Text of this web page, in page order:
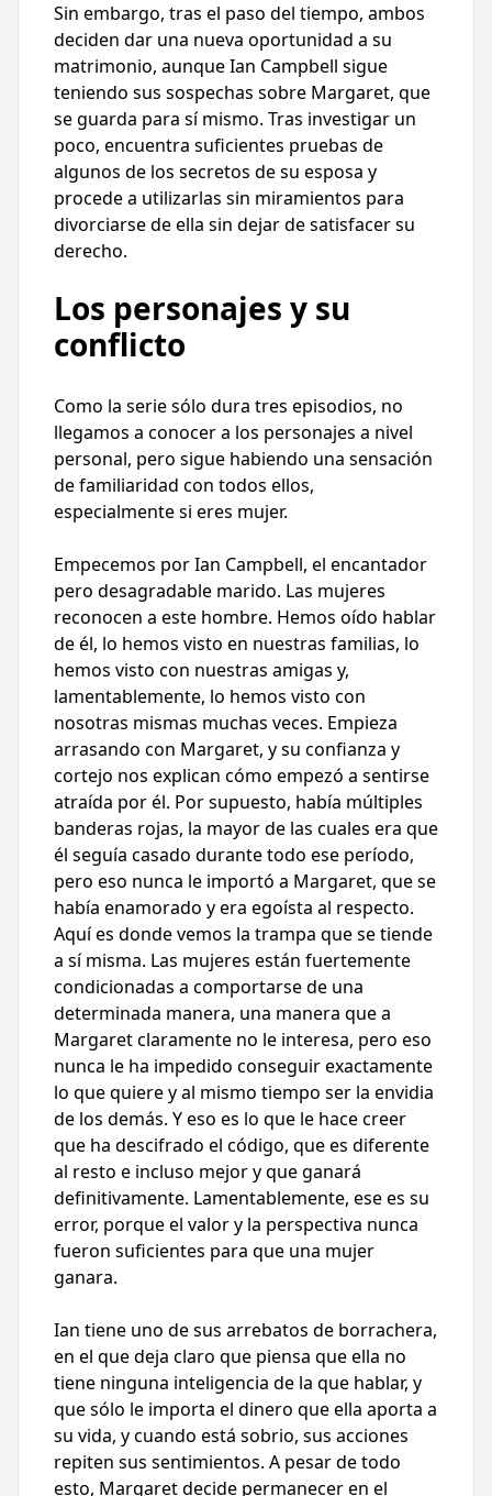
Sin embargo, tras el paso del tiempo, ambos
deciden dar una nueva oportunidad a su
matrimonio, aunque Ian Campbell sigue
teniendo sus sospechas sobre Margaret, que
se guarda para sí mismo. Tras investigar un
poco, encuentra suficientes pruebas de
algunos de los secretos de su esposa y
procede a utilizarlas sin miramientos para
divorciarse de ella sin dejar de satisfacer su
derecho.
Los personajes y su
conflicto
Como la serie sólo dura tres episodios, no
llegamos a conocer a los personajes a nivel
personal, pero sigue habiendo una sensación
de familiaridad con todos ellos,
especialmente si eres mujer.
Empecemos por Ian Campbell, el encantador
pero desagradable marido. Las mujeres
reconocen a este hombre. Hemos oído hablar
de él, lo hemos visto en nuestras familias, lo
hemos visto con nuestras amigas y,
lamentablemente, lo hemos visto con
nosotras mismas muchas veces. Empieza
arrasando con Margaret, y su confianza y
cortejo nos explican cómo empezó a sentirse
atraída por él. Por supuesto, había múltiples
banderas rojas, la mayor de las cuales era que
él seguía casado durante todo ese período,
pero eso nunca le importó a Margaret, que se
había enamorado y era egoísta al respecto.
Aquí es donde vemos la trampa que se tiende
a sí misma. Las mujeres están fuertemente
condicionadas a comportarse de una
determinada manera, una manera que a
Margaret claramente no le interesa, pero eso
nunca le ha impedido conseguir exactamente
lo que quiere y al mismo tiempo ser la envidia
de los demás. Y eso es lo que le hace creer
que ha descifrado el código, que es diferente
al resto e incluso mejor y que ganará
definitivamente. Lamentablemente, ese es su
error, porque el valor y la perspectiva nunca
fueron suficientes para que una mujer
ganara.
Ian tiene uno de sus arrebatos de borrachera,
en el que deja claro que piensa que ella no
tiene ninguna inteligencia de la que hablar, y
que sólo le importa el dinero que ella aporta a
su vida, y cuando está sobrio, sus acciones
repiten sus sentimientos. A pesar de todo
esto, Margaret decide permanecer en el